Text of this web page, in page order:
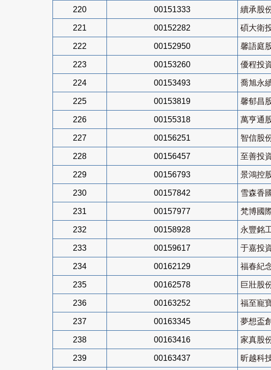
220 00151333 續承股
221 00152282 碩大衛
222 00152950 馨語庭
223 00153260 優程投
224 00153493 喬旭永
225 00153819 馨郁昌
226 00155318 萬亨通
227 00156251 智信股
228 00156457 至善投
229 00156793 景鴻控
230 00157842 雪森香
231 00157977 梵博國
232 00158928 永豐銘
233 00159617 于嘉投
234 00162129 福春紀
235 00162578 巨壯股
236 00163252 福至寵
237 00163345 夢想盃
238 00163416 家真股
239 00163437 昕越科